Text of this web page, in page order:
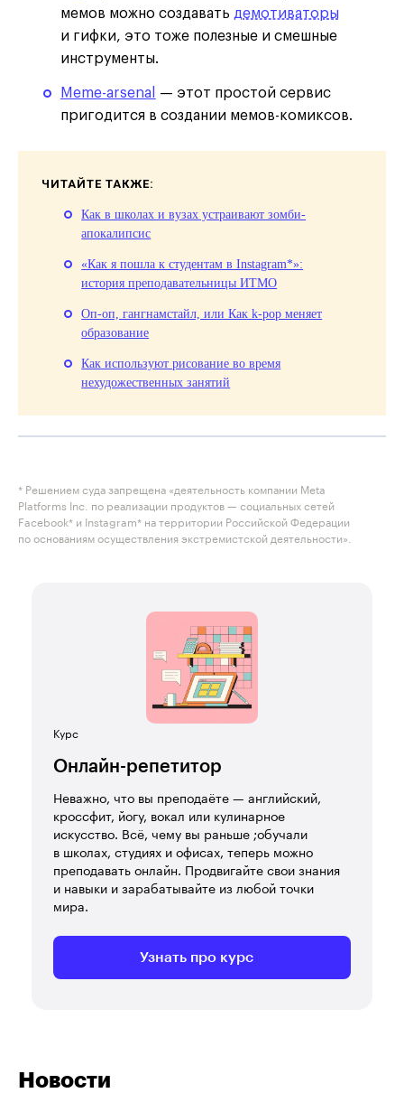
мемов можно создавать демотиваторы
и гифки, это тоже полезные и смешные
инструменты.
Meme-arsenal
— этот простой сервис
пригодится в создании мемов-комиксов.
ЧИТАЙТЕ ТАКЖЕ:
Как в школах и вузах устраивают зомби-
апокалипсис
«Как я пошла к студентам в Instagram*»:
история преподавательницы ИТМО
Оп-оп, гангнамстайл, или Как k-pop меняет
образование
Как используют рисование во время
нехудожественных занятий
* Решением суда запрещена «деятельность компании Meta
Platforms Inc. по реализации продуктов — социальных сетей
Facebook* и Instagram* на территории Российской Федерации
по основаниям осуществления экстремистской деятельности».
Курс
Онлайн-репетитор
Неважно, что вы преподаёте — английский,
кроссфит, йогу, вокал или кулинарное
искусство. Всё, чему вы раньше ;обучали
в школах, студиях и офисах, теперь можно
преподавать онлайн. Продвигайте свои знания
и навыки и зарабатывайте из любой точки
мира.
Узнать про курс
Новости